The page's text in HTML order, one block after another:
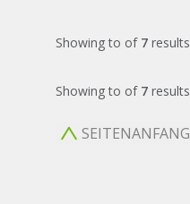
Showingto of 7 results
Showingto of 7 results
SEITENANFANG